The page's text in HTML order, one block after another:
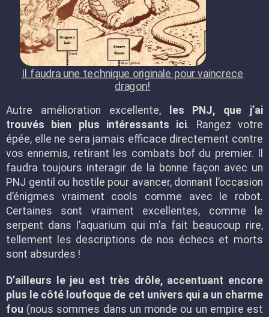
Il faudra une technique originale pour vaincrece
dragon!
Autre amélioration excellente,
les PNJ, que j’ai
trouvés bien plus intéressants ici. Rangez votre
épée, elle ne sera jamais efficace directement contre
vos ennemis, retirant les combats bof du premier. Il
faudra toujours interagir de la bonne façon avec un
PNJ gentil ou hostile pour avancer, donnant l’occasion
d’énigmes vraiment cools comme avec le robot.
Certaines sont vraiment excellentes, comme le
serpent dans l’aquarium qui m’a fait beaucoup rire,
tellement les descriptions de nos échecs et morts
sont absurdes !
D’ailleurs le jeu est très drôle, accentuant encore
plus le côté loufoque de cet univers qui a un charme
fou (nous sommes dans un monde ou un empire est